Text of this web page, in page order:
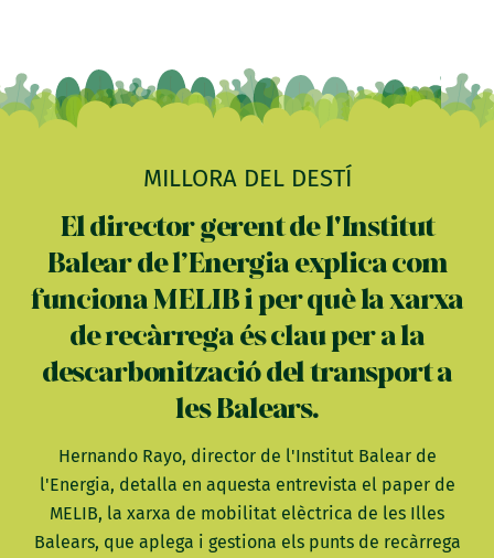
MILLORA DEL DESTÍ
El director gerent de l'Institut
Balear de l’Energia explica com
funciona MELIB i per què la xarxa
de recàrrega és clau per a la
descarbonització del transport a
les Balears.
Hernando Rayo, director de l'Institut Balear de
l'Energia, detalla en aquesta entrevista el paper de
MELIB, la xarxa de mobilitat elèctrica de les Illes
Balears, que aplega i gestiona els punts de recàrrega